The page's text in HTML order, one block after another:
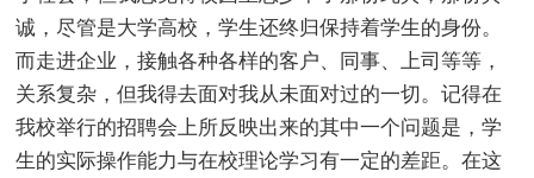
诚，尽管是大学高校，学生还终归保持着学生的身份。
而走进企业，接触各种各样的客户、同事、上司等等，
关系复杂，但我得去面对我从未面对过的一切。记得在
我校举行的招聘会上所反映出来的其中一个问题是，学
生的实际操作能力与在校理论学习有一定的差距。在这